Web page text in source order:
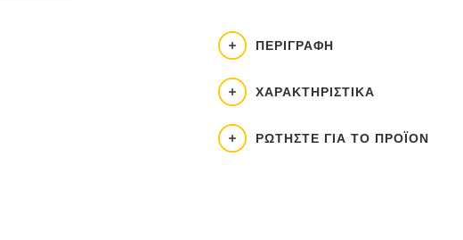
ΠΕΡΙΓΡΑΦΉ
ΧΑΡΑΚΤΗΡΙΣΤΙΚΆ
ΡΩΤΉΣΤΕ ΓΙΑ ΤΟ ΠΡΟΪΌΝ